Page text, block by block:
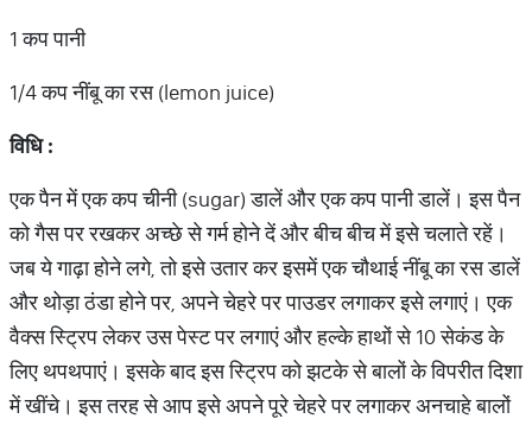
1 कप पानी
1/4 कप नींबू का रस (lemon juice)
विधि :
एक पैन में एक कप चीनी (sugar) डालें और एक कप पानी डालें। इस पैन
को गैस पर रखकर अच्छे से गर्म होने दें और बीच बीच में इसे चलाते रहें।
जब ये गाढ़ा होने लगे, तो इसे उतार कर इसमें एक चौथाई नींबू का रस डालें
और थोड़ा ठंडा होने पर, अपने चेहरे पर पाउडर लगाकर इसे लगाएं। एक
वैक्स स्ट्रिप लेकर उस पेस्ट पर लगाएं और हल्के हाथों से 10 सेकंड के
लिए थपथपाएं। इसके बाद इस स्ट्रिप को झटके से बालों के विपरीत दिशा
में खींचे। इस तरह से आप इसे अपने पूरे चेहरे पर लगाकर अनचाहे बालों